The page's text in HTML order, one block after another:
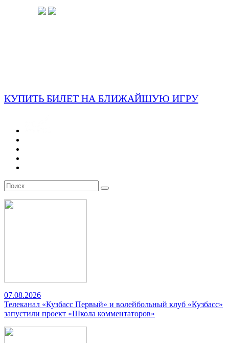
КУПИТЬ БИЛЕТ НА БЛИЖАЙШУЮ ИГРУ
07.08.2026
Телеканал «Кузбасс Первый» и волейбольный клуб «Кузбасс»
запустили проект «Школа комментаторов»